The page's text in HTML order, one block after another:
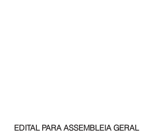
EDITAL PARA ASSEMBLEIA GERAL